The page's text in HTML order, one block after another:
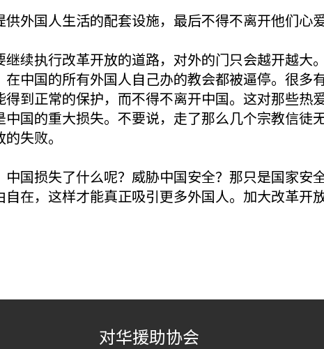
外国人生活的配套设施，最后不得不离开他们心爱
续执行改革开放的道路，对外的门只会越开越大
中国的所有外国人自己办的教会都被逼停。很多
到正常的保护，而不得不离开中国。这对那些热
国的重大损失。不要说，走了那么几个宗教信徒
失败。
国损失了什么呢？威胁中国安全？那只是国家安
在，这样才能真正吸引更多外国人。加大改革开
对华援助协会